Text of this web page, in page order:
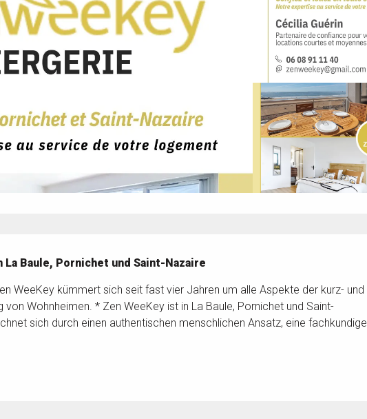
Baule, Pornichet und Saint-Nazaire
WeeKey kümmert sich seit fast vier Jahren um alle Aspekte der kurz- und
Wohnheimen. * Zen WeeKey ist in La Baule, Pornichet und Saint-
sich durch einen authentischen menschlichen Ansatz, eine fachkundige